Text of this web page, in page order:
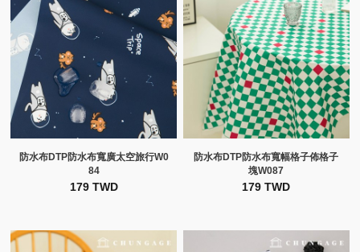
防水布DTP防水布寬廣太空旅行W0
84
179 TWD
防水布DTP防水布寬幅格子佈格子
塊W087
179 TWD